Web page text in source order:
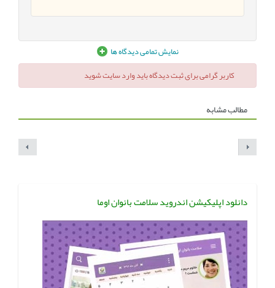
نمایش تمامی دیدگاه ها
کاربر گرامی برای ثبت دیدگاه باید وارد سایت شوید
مطالب مشابه
دانلود اپلیکیشن اندروید سلامت بانوان اوما